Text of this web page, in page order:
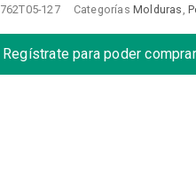
762T05-127 Categorías Molduras ,
Regístrate para poder comprar